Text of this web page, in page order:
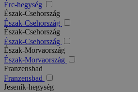
Érc-hegység
Észak-Csehország
Észak-Csehország
Észak-Csehország
Észak-Csehország
Észak-Morvaország
Észak-Morvaország
Franzensbad
Franzensbad
Jeseník-hegység